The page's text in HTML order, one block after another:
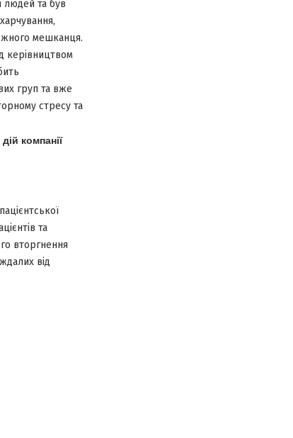
людей та був
мешканця.
керівництвом
груп та вже
стресу та
компанії
та
вторгнення
від